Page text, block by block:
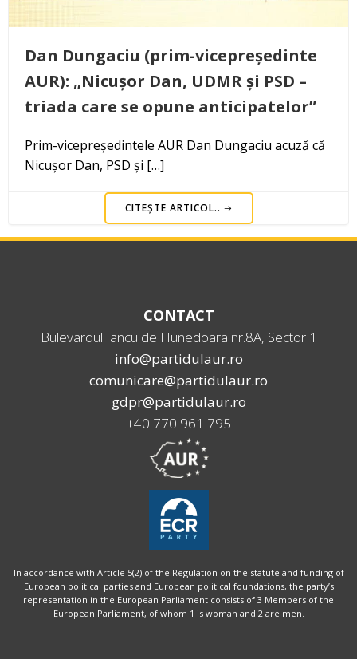
Dan Dungaciu (prim-vicepreședinte
AUR): „Nicușor Dan, UDMR și PSD –
triada care se opune anticipatelor”
Prim-vicepreședintele AUR Dan Dungaciu acuză că
Nicușor Dan, PSD și […]
CITEȘTE ARTICOL..
CONTACT
Bulevardul Iancu de Hunedoara nr.8A, Sector 1
info@partidulaur.ro
comunicare@partidulaur.ro
gdpr@partidulaur.ro
+40 770 961 795
In accordance with Article 5(2) of the Regulation on the statute and funding of
European political parties and European political foundations, the party’s
representation in the European Parliament consists of 3 Members of the
European Parliament, of whom 1 is woman and 2 are men.